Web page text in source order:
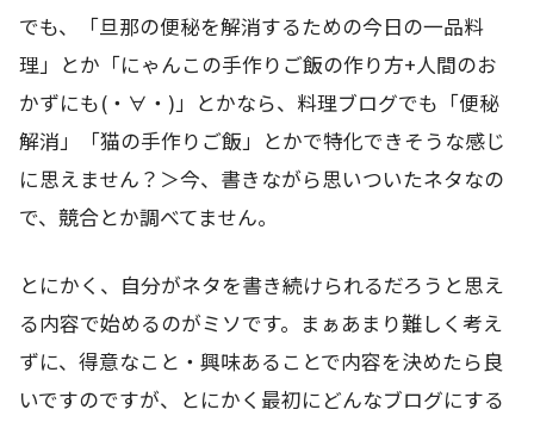
でも、「旦那の便秘を解消するための今日の一品料
理」とか「にゃんこの手作りご飯の作り方+人間のお
かずにも(・∀・)」とかなら、料理ブログでも「便秘
解消」「猫の手作りご飯」とかで特化できそうな感じ
に思えません？＞今、書きながら思いついたネタなの
で、競合とか調べてません。
とにかく、自分がネタを書き続けられるだろうと思え
る内容で始めるのがミソです。まぁあまり難しく考え
ずに、得意なこと・興味あることで内容を決めたら良
いですのですが、とにかく最初にどんなブログにする